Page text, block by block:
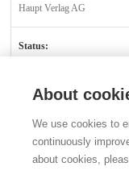
Haupt Verlag AG
Status:
Stiftung für das Tier im Recht
Rigistrasse 9
CH - 8006 Zürich
About
We use cookies to
continuously
about cookies,